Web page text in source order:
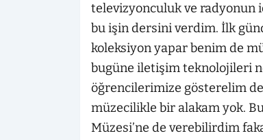
televizyonculuk ve radyonun
bu işin dersini verdim. İlk
koleksiyon yapar benim de
bugüne iletişim teknolojileri
öğrencilerimize gösterelim
müzecilikle bir alakam yok.
Müzesi’ne de verebilirdim